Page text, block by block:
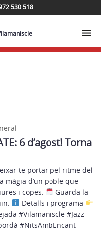
530 518
6 d’agost! Torna
te portar pel ritme del
màgia d’un poble que
i copes.
Guarda la
Detalls i programa
#Vilamaniscle #Jazz
#NitsAmbEncant